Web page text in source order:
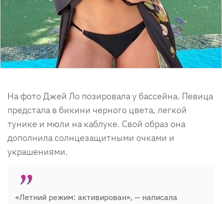
На фото Джей Ло позировала у бассейна. Певица
предстала в бикини черного цвета, легкой
тунике и мюли на каблуке. Свой образ она
дополнила солнцезащитными очками и
украшениями.
«Летний режим: активирован», — написала